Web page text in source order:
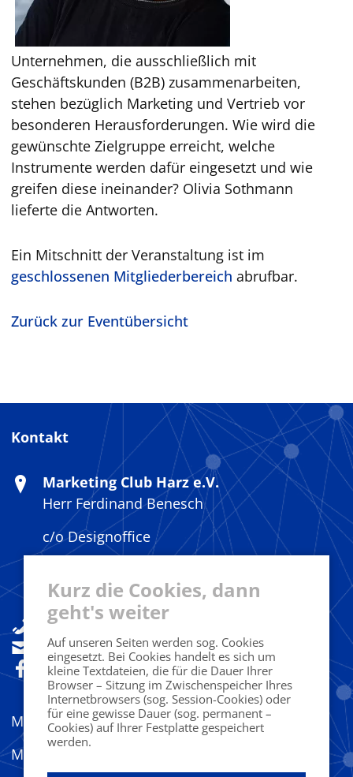
Unternehmen, die ausschließlich mit
Geschäftskunden (B2B) zusammenarbeiten,
stehen bezüglich Marketing und Vertrieb vor
besonderen Herausforderungen. Wie wird die
gewünschte Zielgruppe erreicht, welche
Instrumente werden dafür eingesetzt und wie
greifen diese ineinander? Olivia Sothmann
lieferte die Antworten.
Ein Mitschnitt der Veranstaltung ist im
geschlossenen Mitgliederbereich abrufbar.
Zurück zur Eventübersicht
Kontakt
Marketing Club Harz e.V.
Herr Ferdinand Benesch
c/o Designoffice
38667 Bad Harzburg
+49(0)160 92533841
sekretariat@marketingclub-harz.de
Folgen Sie uns!
MC Harz bei LinkedIn
MC Harz bei Instagram
Kurz die Cookies, dann
geht's weiter
Auf unseren Seiten werden sog. Cookies
eingesetzt. Bei Cookies handelt es sich um
kleine Textdateien, die für die Dauer Ihrer
Browser – Sitzung im Zwischenspeicher Ihres
Internetbrowsers (sog. Session-Cookies) oder
für eine gewisse Dauer (sog. permanent –
Cookies) auf Ihrer Festplatte gespeichert
werden.